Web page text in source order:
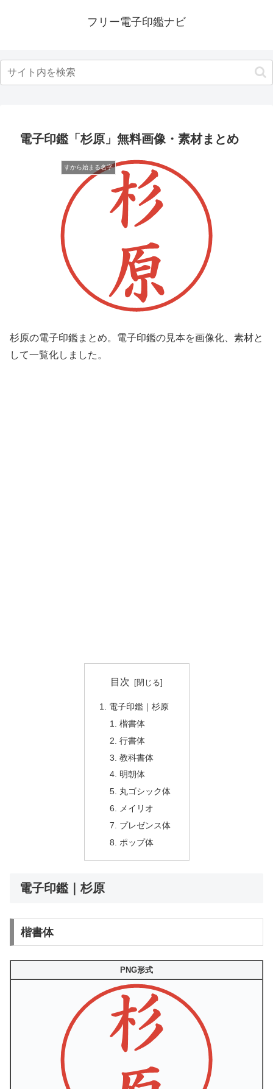
フリー電子印鑑ナビ
電子印鑑「杉原」無料画像・素材まとめ
すから始まる名字
杉原の電子印鑑まとめ。電子印鑑の見本を画像化、素材と
して一覧化しました。
目次
電子印鑑｜杉原
楷書体
行書体
教科書体
明朝体
丸ゴシック体
メイリオ
プレゼンス体
ポップ体
電子印鑑｜杉原
楷書体
PNG形式